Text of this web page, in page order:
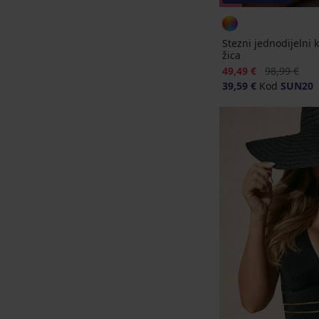
Stezni jednodijelni
žica
Popust
49,49 € Prvobitna
98,99 €
39,59 € Kod SUN20